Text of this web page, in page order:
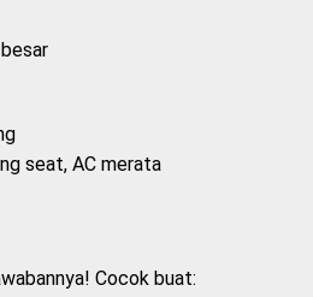
seat, AC merata
Cocok buat: